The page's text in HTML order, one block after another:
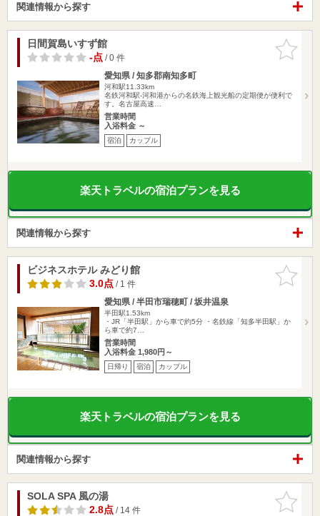
関連情報から探す
お気に入
りに追加
日間賀島いすず館
-点/ 0 件
愛知県 / 知多郡南知多町
河和駅11.33km
名鉄河和駅-河和港からの名鉄海上観光船の定期便が便利で
す。名古屋高速…
営業時間
入浴料金 ～
宿泊 カップル
楽天トラベルの宿泊プランを見る
関連情報から探す
お気に入
りに追加
ビジネスホテル みどり館
3.0点/ 1 件
愛知県 / 半田市瑞穂町 / 坂井温泉
半田駅1.53km
・JR「半田駅」から車で約5分 ・名鉄線「知多半田駅」か
ら車で約7…
営業時間
入浴料金 1,980円～
日帰り 宿泊 カップル
楽天トラベルの宿泊プランを見る
関連情報から探す
お気に入
りに追加
SOLA SPA 風の湯
2.8点/ 14 件